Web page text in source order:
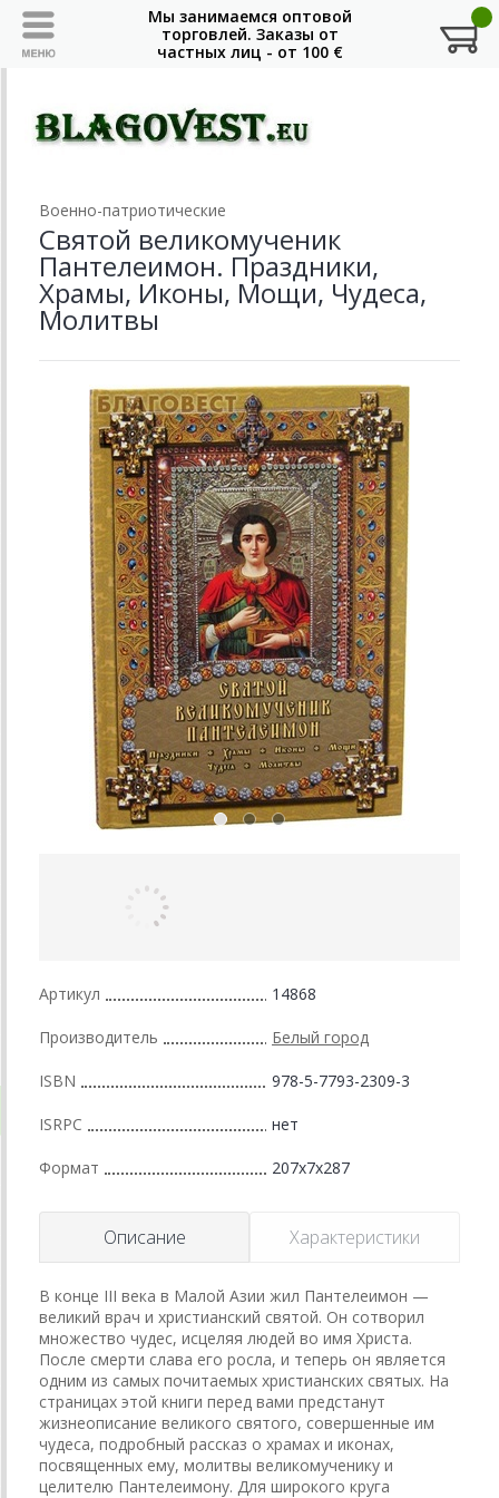
Военно-патриотические
Святой великомученик
Пантелеимон. Праздники,
Храмы, Иконы, Мощи, Чудеса,
Молитвы
Артикул 14868
Производитель Белый город
ISBN 978-5-7793-2309-3
ISRPC нет
Формат 207x7x287
Описание Характеристики
В конце III века в Малой Азии жил Пантелеимон —
великий врач и христианский святой. Он сотворил
множество чудес, исцеляя людей во имя Христа.
После смерти слава его росла, и теперь он является
одним из самых почитаемых христианских святых. На
страницах этой книги перед вами предстанут
жизнеописание великого святого, совершенные им
чудеса, подробный рассказ о храмах и иконах,
посвященных ему, молитвы великомученику и
целителю Пантелеимону. Для широкого круга